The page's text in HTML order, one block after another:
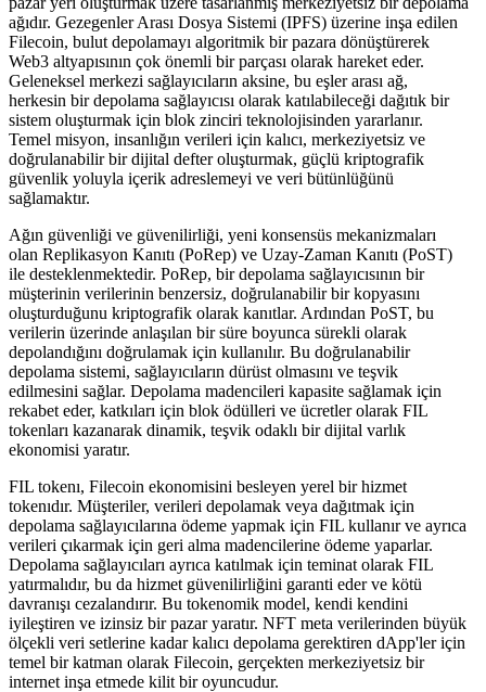
ağıdır. Gezegenler Arası Dosya Sistemi (IPFS) üzerine inşa edilen
Filecoin, bulut depolamayı algoritmik bir pazara dönüştürerek
Web3 altyapısının çok önemli bir parçası olarak hareket eder.
Geleneksel merkezi sağlayıcıların aksine, bu eşler arası ağ,
herkesin bir depolama sağlayıcısı olarak katılabileceği dağıtık bir
sistem oluşturmak için blok zinciri teknolojisinden yararlanır.
Temel misyon, insanlığın verileri için kalıcı, merkeziyetsiz ve
doğrulanabilir bir dijital defter oluşturmak, güçlü kriptografik
güvenlik yoluyla içerik adreslemeyi ve veri bütünlüğünü
sağlamaktır.
Ağın güvenliği ve güvenilirliği, yeni konsensüs mekanizmaları
olan Replikasyon Kanıtı (PoRep) ve Uzay-Zaman Kanıtı (PoST)
ile desteklenmektedir. PoRep, bir depolama sağlayıcısının bir
müşterinin verilerinin benzersiz, doğrulanabilir bir kopyasını
oluşturduğunu kriptografik olarak kanıtlar. Ardından PoST, bu
verilerin üzerinde anlaşılan bir süre boyunca sürekli olarak
depolandığını doğrulamak için kullanılır. Bu doğrulanabilir
depolama sistemi, sağlayıcıların dürüst olmasını ve teşvik
edilmesini sağlar. Depolama madencileri kapasite sağlamak için
rekabet eder, katkıları için blok ödülleri ve ücretler olarak FIL
tokenları kazanarak dinamik, teşvik odaklı bir dijital varlık
ekonomisi yaratır.
FIL tokenı, Filecoin ekonomisini besleyen yerel bir hizmet
tokenıdır. Müşteriler, verileri depolamak veya dağıtmak için
depolama sağlayıcılarına ödeme yapmak için FIL kullanır ve ayrıca
verileri çıkarmak için geri alma madencilerine ödeme yaparlar.
Depolama sağlayıcıları ayrıca katılmak için teminat olarak FIL
yatırmalıdır, bu da hizmet güvenilirliğini garanti eder ve kötü
davranışı cezalandırır. Bu tokenomik model, kendi kendini
iyileştiren ve izinsiz bir pazar yaratır. NFT meta verilerinden büyük
ölçekli veri setlerine kadar kalıcı depolama gerektiren dApp'ler için
temel bir katman olarak Filecoin, gerçekten merkeziyetsiz bir
internet inşa etmede kilit bir oyuncudur.